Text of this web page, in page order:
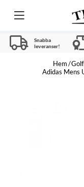
Snabba
leveranser!
Hem
Adidas Mens